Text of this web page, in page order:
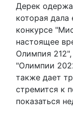
Дерек
которая
конкурсе
настоящее
Олимпия
"Олимпии
также дает
стремится к
показаться